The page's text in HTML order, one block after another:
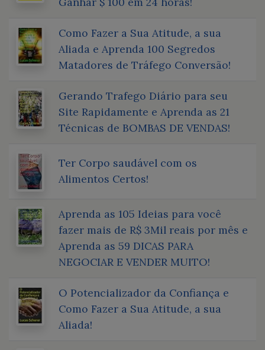
Como Fazer a Sua Atitude, a sua
Aliada e Aprenda 100 Segredos
Matadores de Tráfego Conversão!
Gerando Trafego Diário para seu
Site Rapidamente e Aprenda as 21
Técnicas de BOMBAS DE VENDAS!
Ter Corpo saudável com os
Alimentos Certos!
Aprenda as 105 Ideias para você
fazer mais de R$ 3Mil reais por mês e
Aprenda as 59 DICAS PARA
NEGOCIAR E VENDER MUITO!
O Potencializador da Confiança e
Como Fazer a Sua Atitude, a sua
Aliada!